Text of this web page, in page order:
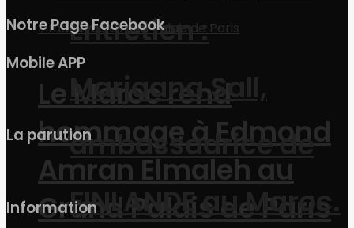
Le Maroc rend
hommage à Edmond
Amran Elmaleh au
Grand Palais de Paris
Entretien :
Marjaana Sall,
ambassadrice de
FINLANDE au Maroc.
Notre Page Facebook
Mobile APP
La parution
Information